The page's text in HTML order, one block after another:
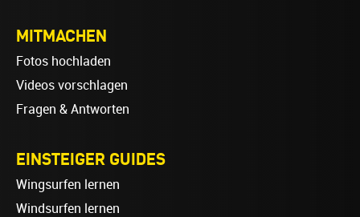
MITMACHEN
Fotos hochladen
Videos vorschlagen
Fragen & Antworten
EINSTEIGER GUIDES
Wingsurfen lernen
Windsurfen lernen